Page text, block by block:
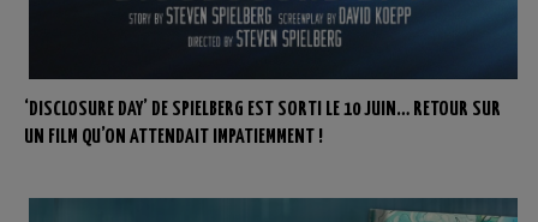
‘DISCLOSURE DAY’ DE SPIELBERG EST SORTI LE 10 JUIN… RETOUR SUR
UN FILM QU’ON ATTENDAIT IMPATIEMMENT !